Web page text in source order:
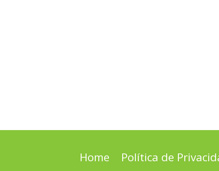
Home Política de